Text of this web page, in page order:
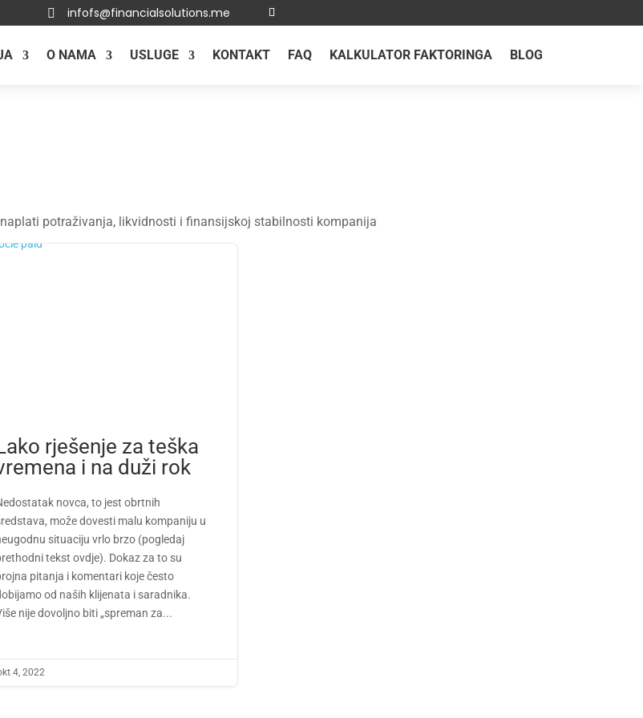
 infofs@financialsolutions.me
O NAMA USLUGE KONTAKT FAQ KALKULATOR FAKTORINGA BLOG
potraživanja, likvidnosti i finansijskoj stabilnosti kompanija
rješenje za teška
i na duži rok
novca, to jest obrtnih
može dovesti malu kompaniju u
situaciju vrlo brzo (pogledaj
tekst ovdje). Dokaz za to su
pitanja i komentari koje često
od naših klijenata i saradnika.
nije dovoljno biti „spreman za...
4, 2022